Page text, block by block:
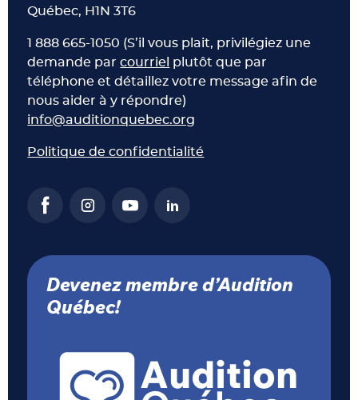
Québec, H1N 3T6
1 888 665-1050 (S’il vous plait, privilégiez une
demande parcourriel plutôt que par
téléphone et détaillez votre message afin de
nous aider à y répondre)
info@auditionquebec.org
Politique de confidentialité
Devenez membre d’Audition
Québec!